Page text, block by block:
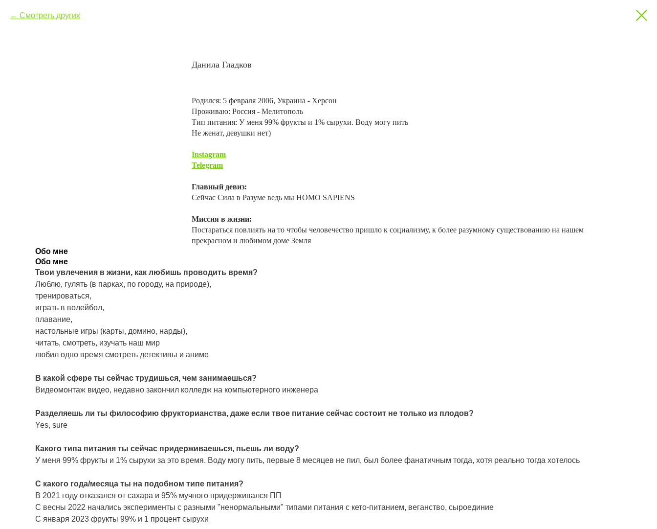
Смотреть других
Данила Гладков
Родился: 5 февраля 2006, Украина - Херсон
Проживаю: Россия - Мелитополь
Тип питания: У меня 99% фрукты и 1% сырухи. Воду могу пить
Не женат, девушки нет)
Instagram
Telegram
Главный девиз:
Сейчас Сила в Разуме ведь мы HOMO SAPIENS
Миссия в жизни:
Постараться повлиять на то чтобы человечество пришло к социализму, к более разумному существованию на нашем
прекрасном и любимом доме Земля
Обо мне
Обо мне
Твои увлечения в жизни, как любишь проводить время?
Люблю, гулять (в парках, по городу, на природе),
тренироваться,
играть в волейбол,
плавание,
настольные игры (карты, домино, нарды),
читать, смотреть, изучать наш мир
любил одно время смотреть детективы и аниме
В какой сфере ты сейчас трудишься, чем занимаешься?
Видеомонтаж видео, недавно закончил колледж на компьютерного инженера
Разделяешь ли ты философию фрукторианства, даже если твое питание сейчас состоит не только из плодов?
Yes, sure
Какого типа питания ты сейчас придерживаешься, пьешь ли воду?
У меня 99% фрукты и 1% сырухи за это время. Воду могу пить, первые 8 месяцев не пил, был более фанатичным тогда, хотя реально тогда хотелось
С какого года/месяца ты на подобном типе питания?
В 2021 году отказался от сахара и 95% мучного придерживался ПП
С весны 2022 начались эксперименты с разными "ненормальными" типами питания с кето-питанием, веганство, сыроединие
С января 2023 фрукты 99% и 1 процент сырухи